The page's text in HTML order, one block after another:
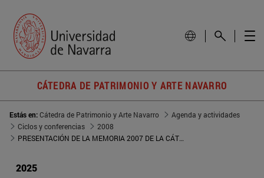
CÁTEDRA DE PATRIMONIO Y ARTE NAVARRO
Estás en:Cátedra de Patrimonio y Arte Navarro
Agenda y actividades
Ciclos y conferencias
2008
PRESENTACIÓN DE LA MEMORIA 2007 DE LA CÁTEDRA DE PATRIMONIO Y ARTE NAVARRO
2025